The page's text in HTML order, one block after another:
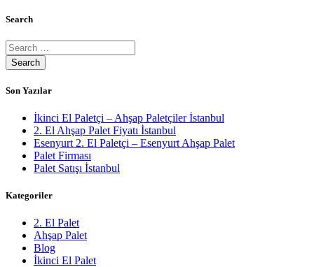
Search
Son Yazılar
İkinci El Paletçi – Ahşap Paletçiler İstanbul
2. El Ahşap Palet Fiyatı İstanbul
Esenyurt 2. El Paletçi – Esenyurt Ahşap Palet
Palet Firması
Palet Satışı İstanbul
Kategoriler
2. El Palet
Ahşap Palet
Blog
İkinci El Palet